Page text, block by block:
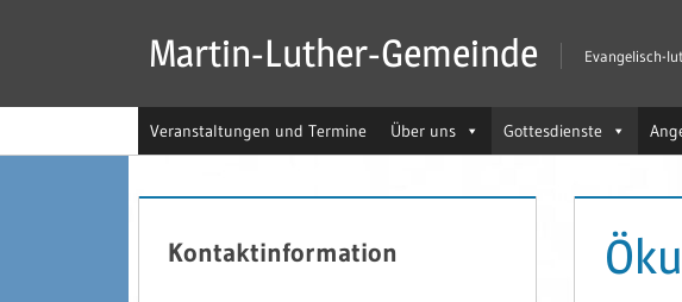
Martin-Luther-Gemeinde Evangelisch-
Veranstaltungen und Termine Über uns Gottesdienste
Kontaktinformation